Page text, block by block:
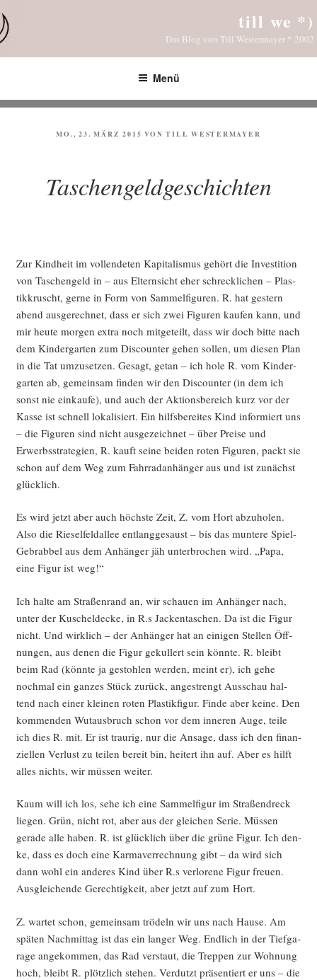
Inhalt
springen
till we *)
Das Blog von Till Westermayer * 2002
Menü
VERÖFFENTLICHT
MO., 23. MÄRZ 2015 VONTILL WESTERMAYER
Taschengeldgeschichten
Zur Kind­heit im voll­ende­ten Kapi­ta­lis­mus gehört die Inves­ti­ti­on
von Taschen­geld in – aus Eltern­sicht eher schreck­li­chen – Plas­
tik­kruscht, ger­ne in Form von Sam­mel­fi­gu­ren. R. hat ges­tern
abend aus­ge­rech­net, dass er sich zwei Figu­ren kau­fen kann, und
mir heu­te mor­gen extra noch mit­ge­teilt, dass wir doch bit­te nach
dem Kin­der­gar­ten zum Dis­coun­ter gehen sol­len, um die­sen Plan
in die Tat umzu­set­zen. Gesagt, getan – ich hole R. vom Kin­der­
gar­ten ab, gemein­sam fin­den wir den Dis­coun­ter (in dem ich
sonst nie ein­kau­fe), und auch der Akti­ons­be­reich kurz vor der
Kas­se ist schnell loka­li­siert. Ein hilfs­be­rei­tes Kind infor­miert uns
– die Figu­ren sind nicht aus­ge­zeich­net – über Prei­se und
Erwerbs­stra­te­gien, R. kauft sei­ne bei­den roten Figu­ren, packt sie
schon auf dem Weg zum Fahr­rad­an­hän­ger aus und ist zunächst
glücklich.
Es wird jetzt aber auch höchs­te Zeit, Z. vom Hort abzu­ho­len.
Also die Rie­sel­feld­al­lee ent­lang­ge­saust – bis das mun­te­re Spiel-
Gebrab­bel aus dem Anhän­ger jäh unter­bro­chen wird. „Papa,
eine Figur ist weg!“
Ich hal­te am Stra­ßen­rand an, wir schau­en im Anhän­ger nach,
unter der Kuschel­de­cke, in R.s Jacken­ta­schen. Da ist die Figur
nicht. Und wirk­lich – der Anhän­ger hat an eini­gen Stel­len Öff­
nun­gen, aus denen die Figur gekul­lert sein könn­te. R. bleibt
beim Rad (könn­te ja gestoh­len wer­den, meint er), ich gehe
noch­mal ein gan­zes Stück zurück, ange­strengt Aus­schau hal­
tend nach einer klei­nen roten Plas­tik­fi­gur. Fin­de aber kei­ne. Den
kom­men­den Wut­aus­bruch schon vor dem inne­ren Auge, tei­le
ich dies R. mit. Er ist trau­rig, nur die Ansa­ge, dass ich den finan­
zi­el­len Ver­lust zu tei­len bereit bin, hei­tert ihn auf. Aber es hilft
alles nichts, wir müs­sen weiter.
Kaum will ich los, sehe ich eine Sam­mel­fi­gur im Stra­ßen­dreck
lie­gen. Grün, nicht rot, aber aus der glei­chen Serie. Müs­sen
gera­de alle haben. R. ist glück­lich über die grü­ne Figur. Ich den­
ke, dass es doch eine Kar­ma­ver­rech­nung gibt – da wird sich
dann wohl ein ande­res Kind über R.s ver­lo­re­ne Figur freu­en.
Aus­glei­chen­de Gerech­tig­keit, aber jetzt auf zum Hort.
Z. war­tet schon, gemein­sam trö­deln wir uns nach Hau­se. Am
spä­ten Nach­mit­tag ist das ein lan­ger Weg. End­lich in der Tief­ga­
ra­ge ange­kom­men, das Rad ver­staut, die Trep­pen zur Woh­nung
hoch, bleibt R. plötz­lich ste­hen. Ver­dutzt prä­sen­tiert er uns – die